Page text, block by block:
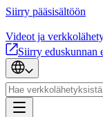
Siirry pääsisältöön
Videot ja
Siirry eduskunnan